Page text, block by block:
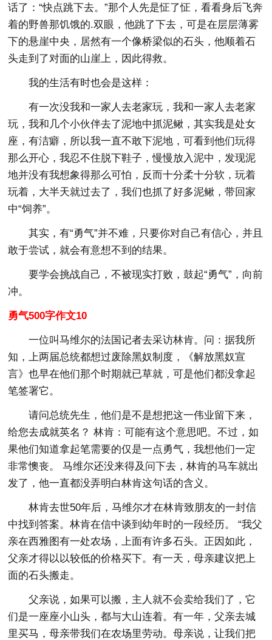
话了：“快点跳下去。”那个人先是怔了怔，看看身后飞奔
着的野兽那饥饿的.双眼，他跳了下去，可是在层层薄雾
下的悬崖中央，居然有一个像桥梁似的石头，他顺着石
头走到了对面的山崖上，因此得救。
我的生活有时也会是这样：
有一次没我和一家人去老家玩，我和一家人去老家
玩，我和几个小伙伴去了泥地中抓泥鳅，其实我是处女
座，有洁癖，所以我一直不敢下泥地，可看到他们玩得
那么开心，我忍不住脱下鞋子，慢慢放入泥中，发现泥
地并没有我想象得那么可怕，反而十分柔十分软，玩着
玩着，大半天就过去了，我们也抓了好多泥鳅，带回家
中“饲养”。
其实，有“勇气”并不难，只要你对自己有信心，并且
敢于尝试，就会有意想不到的结果。
要学会挑战自己，不被现实打败，鼓起“勇气”，向前
冲。
勇气500字作文10
一位叫马维尔的法国记者去采访林肯。问：据我所
知，上两届总统都想过废除黑奴制度，《解放黑奴宣
言》也早在他们那个时期就已草就，可是他们都没拿起
笔签署它。
请问总统先生，他们是不是想把这一伟业留下来，
给您去成就英名？ 林肯：可能有这个意思吧。不过，如
果他们知道拿起笔需要的仅是一点勇气，我想他们一定
非常懊丧。 马维尔还没来得及问下去，林肯的马车就出
发了，他一直都没弄明白林肯这句话的含义。
林肯去世50年后，马维尔才在林肯致朋友的一封信
中找到答案。林肯在信中谈到幼年时的一段经历。 “我父
亲在西雅图有一处农场，上面有许多石头。正因如此，
父亲才得以以较低的价格买下。有一天，母亲建议把上
面的石头搬走。
父亲说，如果可以搬，主人就不会卖给我们了，它
们是一座座小山头，都与大山连着。有一年，父亲去城
里买马，母亲带我们在农场里劳动。母亲说，让我们把